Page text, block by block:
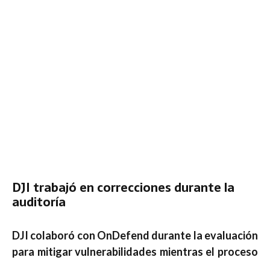
DJI trabajó en correcciones durante la
auditoría
DJI colaboró con OnDefend durante la evaluación
para mitigar vulnerabilidades mientras el proceso